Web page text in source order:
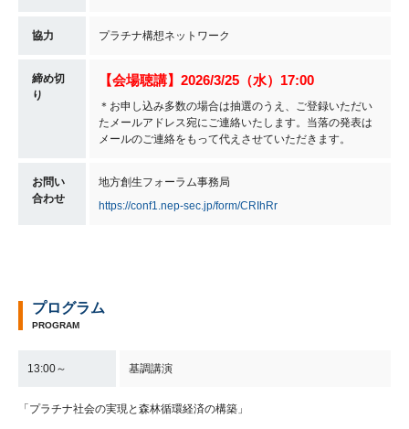
協力 プラチナ構想ネットワーク
締め切
り
【会場聴講】 2026/3/25（水）17:00
＊お申し込み多数の場合は抽選のうえ、ご登録いただい
たメールアドレス宛にご連絡いたします。当落の発表は
メールのご連絡をもって代えさせていただきます。
お問い
合わせ
地方創生フォーラム事務局
https://conf1.nep-sec.jp/form/CRIhRr
プログラム
PROGRAM
13:00～ 基調講演
「プラチナ社会の実現と森林循環経済の構築」